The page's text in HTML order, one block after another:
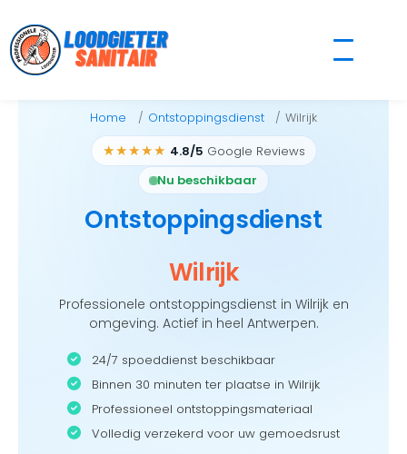
to
content
Home Ontstoppingsdienst Wilrijk
★★★★★ 4.8/5 Google Reviews
Nu beschikbaar
Ontstoppingsdienst
Wilrijk
Professionele ontstoppingsdienst in Wilrijk en
omgeving. Actief in heel Antwerpen.
24/7 spoeddienst beschikbaar
Binnen 30 minuten ter plaatse in Wilrijk
Professioneel ontstoppingsmateriaal
Volledig verzekerd voor uw gemoedsrust